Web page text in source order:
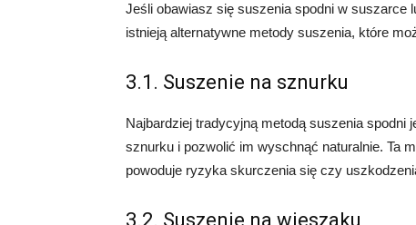
Jeśli obawiasz się suszenia spodni w suszarce
istnieją alternatywne metody suszenia, które
3.1. Suszenie na sznurku
Najbardziej tradycyjną metodą suszenia
sznurku i pozwolić im wyschnąć naturalnie. Ta
powoduje ryzyka skurczenia się czy
3.2. Suszenie na wieszaku